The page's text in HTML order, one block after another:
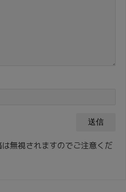
無視されますのでご注意くだ